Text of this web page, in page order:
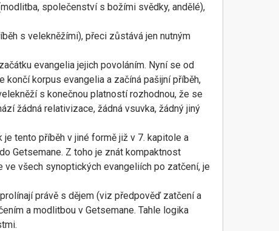
společenství s božími svědky, andělé),
s velekněžími), přeci zůstává jen nutným
evangelia jejich povoláním. Nyní se od
korpus evangelia a začíná pašijní příběh,
s konečnou platností rozhodnou, že se
žádná relativizace, žádná vsuvka, žádný jiný
tento příběh v jiné formě již v 7. kapitole a
Getsemane. Z toho je znát kompaktnost
všech synoptických evangeliích po zatčení, je
právě s dějem (viz předpověď zatčení a
a modlitbou v Getsemane. Tahle logika